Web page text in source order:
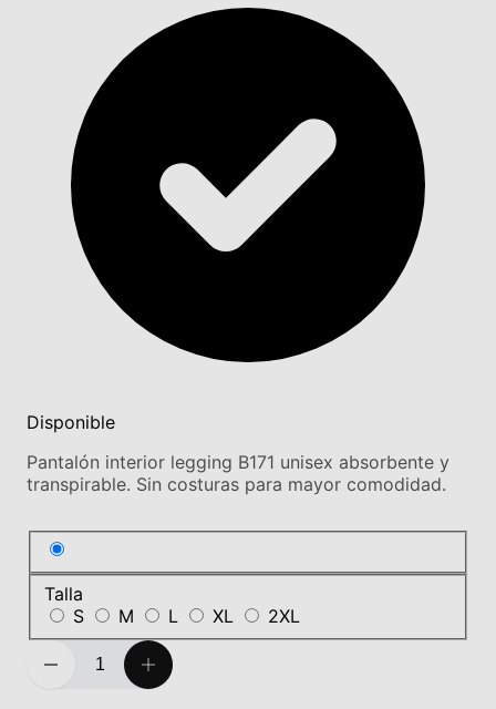
Disponible
Pantalón interior legging B171 unisex absorbente y
transpirable. Sin costuras para mayor comodidad.
Talla
S
M L XL 2XL